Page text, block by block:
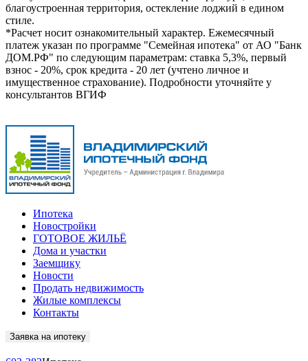
благоустроенная территория, остекление лоджий в едином
стиле.
*Расчет носит ознакомительный характер. Ежемесячный
платеж указан по программе "Семейная ипотека" от АО "Банк
ДОМ.РФ" по следующим параметрам: ставка 5,3%, первый
взнос - 20%, срок кредита - 20 лет (учтено личное и
имущественное страхование). Подробности уточняйте у
консультантов ВГИФ
Ипотека
Новостройки
ГОТОВОЕ ЖИЛЬЁ
Дома и участки
Заемщику
Новости
Продать недвижимость
Жилые комплексы
Контакты
Заявка на ипотеку